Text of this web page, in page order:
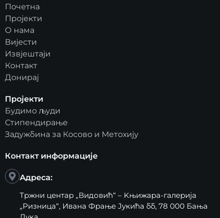
Почетна
Пројекти
О нама
Вијести
Извјештаји
Контакт
Донирај
Пројекти
Будимо људи
Стипендирање
Задужбина за Косово и Метохију
Контакт информације
Адреса:
Тржни центар „Видовић“ – Kњижара-галерија
„Ризница“, Ивана Фрање Јукића бб, 78 000 Бања